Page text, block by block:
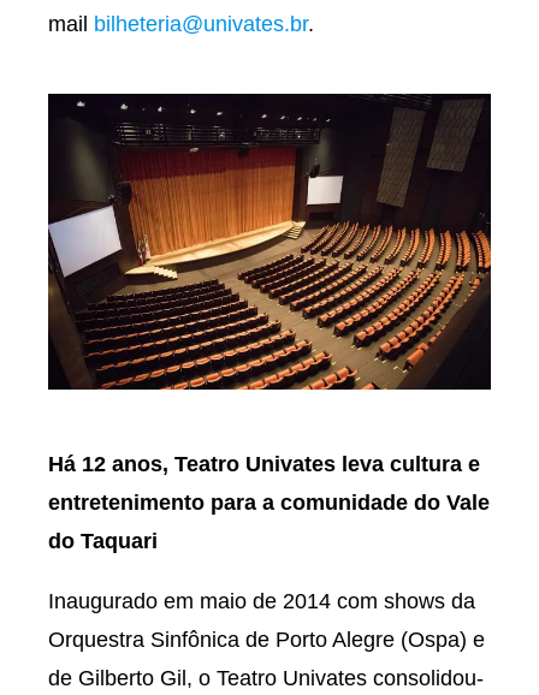
mail bilheteria@univates.br.
Há 12 anos, Teatro Univates leva cultura e
entretenimento para a comunidade do Vale
do Taquari
Inaugurado em maio de 2014 com shows da
Orquestra Sinfônica de Porto Alegre (Ospa) e
de Gilberto Gil, o Teatro Univates consolidou-